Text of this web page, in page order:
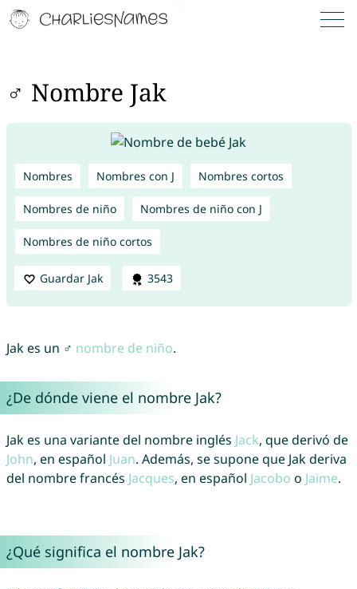
♂ Nombre Jak
Nombres Nombres con J Nombres cortos
Nombres de niño Nombres de niño con J
Nombres de niño cortos
Guardar Jak 3543
Jak es un ♂ nombre de niño.
¿De dónde viene el nombre Jak?
Jak es una variante del nombre inglés Jack, que derivó de
John, en español Juan. Además, se supone que Jak deriva
del nombre francés Jacques, en español Jacobo o Jaime.
¿Qué significa el nombre Jak?